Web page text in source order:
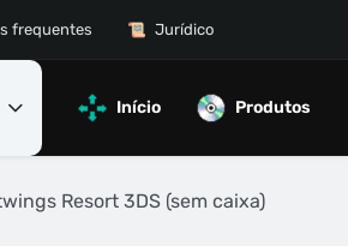
frequentes Jurídico
Início Produtos
Resort 3DS (sem caixa)